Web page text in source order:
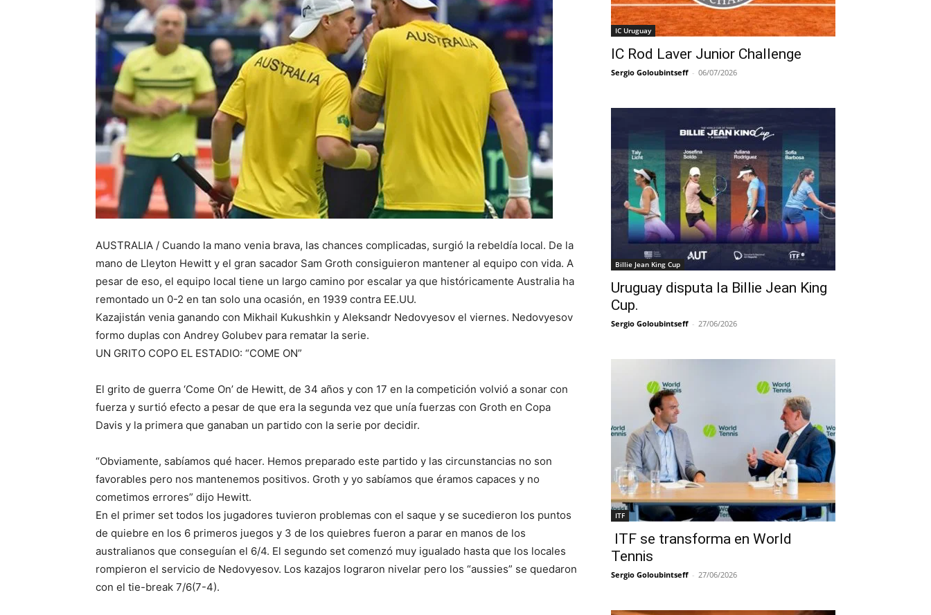
AUSTRALIA / Cuando la mano venia brava, las chances complicadas, surgió la rebeldía local. De la
mano de Lleyton Hewitt y el gran sacador Sam Groth consiguieron mantener al equipo con vida. A
pesar de eso, el equipo local tiene un largo camino por escalar ya que históricamente Australia ha
remontado un 0-2 en tan solo una ocasión, en 1939 contra EE.UU.
Kazajistán venia ganando con Mikhail Kukushkin y Aleksandr Nedovyesov el viernes. Nedovyesov
formo duplas con Andrey Golubev para rematar la serie.
UN GRITO COPO EL ESTADIO: “COME ON”
El grito de guerra ‘Come On’ de Hewitt, de 34 años y con 17 en la competición volvió a sonar con
fuerza y surtió efecto a pesar de que era la segunda vez que unía fuerzas con Groth en Copa
Davis y la primera que ganaban un partido con la serie por decidir.
“Obviamente, sabíamos qué hacer. Hemos preparado este partido y las circunstancias no son
favorables pero nos mantenemos positivos. Groth y yo sabíamos que éramos capaces y no
cometimos errores” dijo Hewitt.
En el primer set todos los jugadores tuvieron problemas con el saque y se sucedieron los puntos
de quiebre en los 6 primeros juegos y 3 de los quiebres fueron a parar en manos de los
australianos que conseguían el 6/4. El segundo set comenzó muy igualado hasta que los locales
rompieron el servicio de Nedovyesov. Los kazajos lograron nivelar pero los “aussies” se quedaron
con el tie-break 7/6(7-4).
IC Uruguay
IC Rod Laver Junior Challenge
Sergio Goloubintseff - 06/07/2026
Billie Jean King Cup
Uruguay disputa la Billie Jean King
Cup.
Sergio Goloubintseff - 27/06/2026
ITF
ITF se transforma en World
Tennis
Sergio Goloubintseff - 27/06/2026